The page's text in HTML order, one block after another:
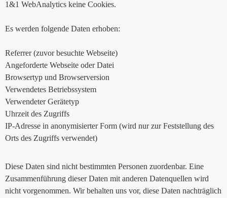
1&1 WebAnalytics keine Cookies.
Es werden folgende Daten erhoben:
Referrer (zuvor besuchte Webseite)
Angeforderte Webseite oder Datei
Browsertyp und Browserversion
Verwendetes Betriebssystem
Verwendeter Gerätetyp
Uhrzeit des Zugriffs
IP-Adresse in anonymisierter Form (wird nur zur Feststellung des
Orts des Zugriffs verwendet)
Diese Daten sind nicht bestimmten Personen zuordenbar. Eine
Zusammenführung dieser Daten mit anderen Datenquellen wird
nicht vorgenommen. Wir behalten uns vor, diese Daten nachträglich